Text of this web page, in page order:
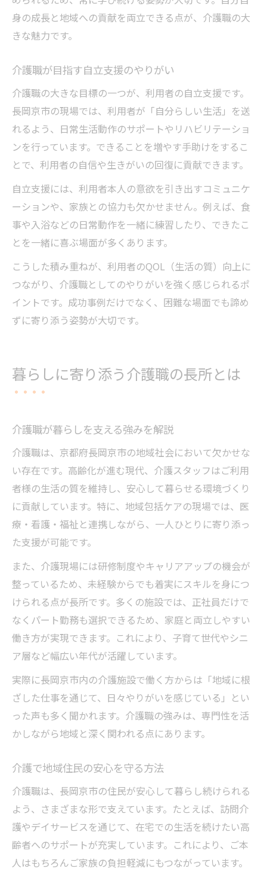
身の成長と地域への貢献を両立できる点が、介護職の大
きな魅力です。
介護職が目指す自立支援のやりがい
介護職の大きな目標の一つが、利用者の自立支援です。
長岡京市の現場では、利用者が「自分らしい生活」を送
れるよう、日常生活動作のサポートやリハビリテーショ
ンを行っています。できることを増やす手助けをするこ
とで、利用者の自信や生きがいの回復に貢献できます。
自立支援には、利用者本人の意欲を引き出すコミュニケ
ーションや、家族との協力も欠かせません。例えば、食
事や入浴などの日常動作を一緒に練習したり、できたこ
とを一緒に喜ぶ場面が多くあります。
こうした積み重ねが、利用者のQOL（生活の質）向上に
つながり、介護職としてのやりがいを強く感じられるポ
イントです。成功事例だけでなく、困難な場面でも諦め
ずに寄り添う姿勢が大切です。
暮らしに寄り添う介護職の長所とは
介護職が暮らしを支える強みを解説
介護職は、京都府長岡京市の地域社会において欠かせな
い存在です。高齢化が進む現代、介護スタッフはご利用
者様の生活の質を維持し、安心して暮らせる環境づくり
に貢献しています。特に、地域包括ケアの現場では、医
療・看護・福祉と連携しながら、一人ひとりに寄り添っ
た支援が可能です。
また、介護現場には研修制度やキャリアアップの機会が
整っているため、未経験からでも着実にスキルを身につ
けられる点が長所です。多くの施設では、正社員だけで
なくパート勤務も選択できるため、家庭と両立しやすい
働き方が実現できます。これにより、子育て世代やシニ
ア層など幅広い年代が活躍しています。
実際に長岡京市内の介護施設で働く方からは「地域に根
ざした仕事を通じて、日々やりがいを感じている」とい
った声も多く聞かれます。介護職の強みは、専門性を活
かしながら地域と深く関われる点にあります。
介護で地域住民の安心を守る方法
介護職は、長岡京市の住民が安心して暮らし続けられる
よう、さまざまな形で支えています。たとえば、訪問介
護やデイサービスを通じて、在宅での生活を続けたい高
齢者へのサポートが充実しています。これにより、ご本
人はもちろんご家族の負担軽減にもつながっています。